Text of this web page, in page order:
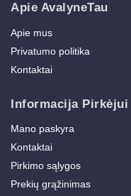
Apie AvalyneTau
Apie mus
Privatumo politika
Kontaktai
Informacija Pirkėjui
Mano paskyra
Kontaktai
Pirkimo sąlygos
Prekių grąžinimas